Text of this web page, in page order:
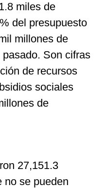
miles de
del presupuesto
millones de
Son cifras
de recursos
sociales
de
27,151.3
no se pueden